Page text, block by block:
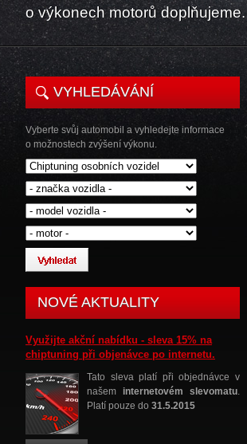
o výkonech motorů
VYHLEDÁVÁNÍ
Vyberte svůj automobil a vyhledejte informace
o možnostech zvýšení výkonu.
NOVÉ AKTUALITY
Využijte akční nabídku - sleva 15% na
chiptuning při objenávce po internetu.
Tato sleva platí při objednávce v
našem internetovém slevomatu.
Platí pouze do 31.5.2015